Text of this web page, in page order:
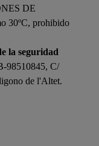
DE
30ºC, prohibido
la seguridad
98510845, C/
de l'Altet.